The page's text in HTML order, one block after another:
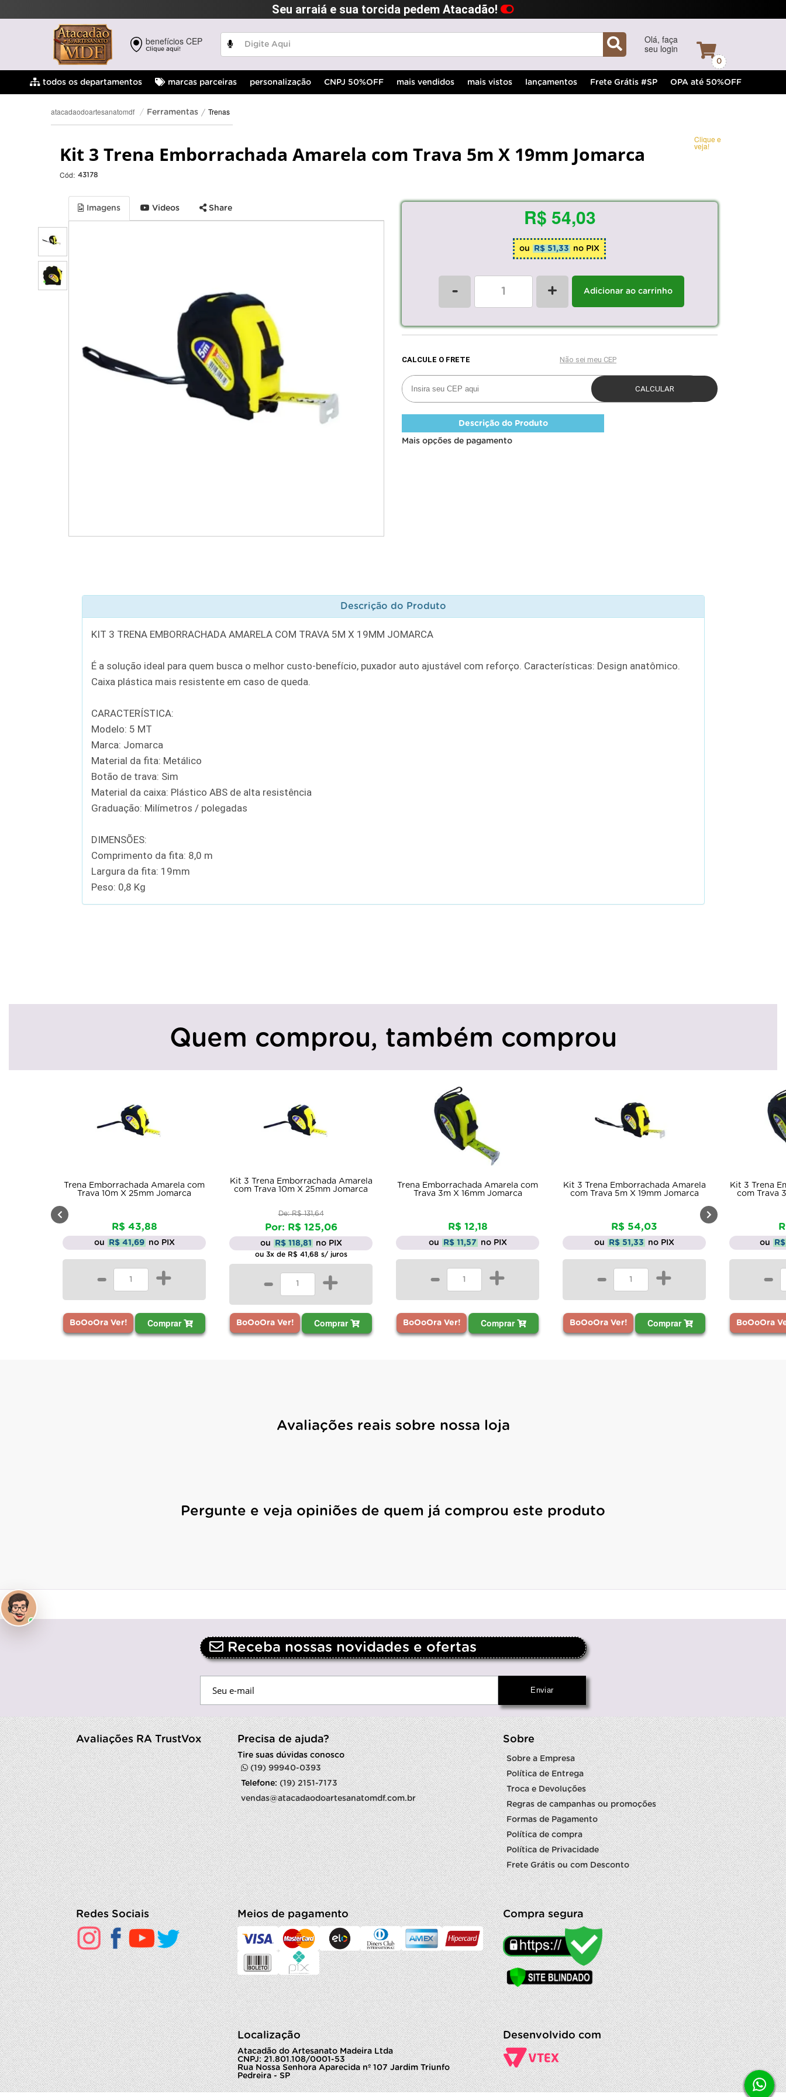
Seu arraiá e sua torcida pedem Atacadão!
benefícios CEP
Clique aqui!
Olá, faça
seu login
0
todos os departamentos marcas parceiras personalização CNPJ 50%OFF mais vendidos mais vistos lançamentos Frete Grátis #SP OPA até 50%OFF
atacadaodoartesanatomdf Ferramentas Trenas
Kit 3 Trena Emborrachada Amarela com Trava 5m X 19mm Jomarca
Cód: 43178
Clique e
veja!
Imagens Videos Share R$ 54,03
ou R$ 51,33 no PIX
- + Adicionar ao carrinho
Descrição do Produto
Mais opções de pagamento
Descrição do Produto
KIT 3 TRENA EMBORRACHADA AMARELA COM TRAVA 5M X 19MM JOMARCA
É a solução ideal para quem busca o melhor custo-benefício, puxador auto ajustável com reforço. Características: Design anatômico.
Caixa plástica mais resistente em caso de queda.
CARACTERÍSTICA:
Modelo: 5 MT
Marca: Jomarca
Material da fita: Metálico
Botão de trava: Sim
Material da caixa: Plástico ABS de alta resistência
Graduação: Milímetros / polegadas
DIMENSÕES:
Comprimento da fita: 8,0 m
Largura da fita: 19mm
Peso: 0,8 Kg
Quem comprou, também comprou
Trena Emborrachada Amarela com
Trava 10m X 25mm Jomarca
R$ 43,88
ou R$ 41,69 no PIX
- +
BoOoOra Ver! Comprar
Kit 3 Trena Emborrachada Amarela
com Trava 10m X 25mm Jomarca
De: R$ 131,64
Por: R$ 125,06
ou R$ 118,81 no PIX
ou 3x de R$ 41,68 s/ juros
- +
BoOoOra Ver! Comprar
Trena Emborrachada Amarela com
Trava 3m X 16mm Jomarca
R$ 12,18
ou R$ 11,57 no PIX
- +
BoOoOra Ver! Comprar
Kit 3 Trena Emborrachada Amarela
com Trava 5m X 19mm Jomarca
R$ 54,03
ou R$ 51,33 no PIX
- +
BoOoOra Ver! Comprar
Kit 3 Trena
com Trava
ou
-
BoOoOra
Avaliações reais sobre nossa loja
Pergunte e veja opiniões de quem já comprou este produto
Receba nossas novidades e ofertas
Avaliações RA TrustVox Precisa de ajuda?
Tire suas dúvidas conosco
(19) 99940-0393
Telefone:(19) 2151-7173
vendas@atacadaodoartesanatomdf.com.br
Sobre
Sobre a Empresa
Política de Entrega
Troca e Devoluções
Regras de campanhas ou promoções
Formas de Pagamento
Política de compra
Política de Privacidade
Frete Grátis ou com Desconto
Redes Sociais Meios de pagamento Compra segura
Localização
Atacadão do Artesanato Madeira Ltda
CNPJ: 21.801.108/0001-53
Rua Nossa Senhora Aparecida nº 107 Jardim Triunfo
Pedreira - SP
Desenvolvido com